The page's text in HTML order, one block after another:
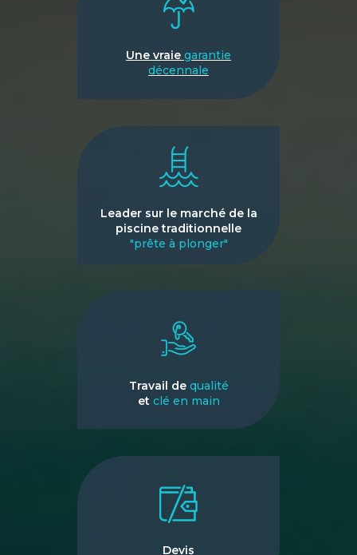
Une vraie garantie
décennale
Leader sur le marché de la
piscine traditionnelle
"prête à plonger"
Travail de qualité
et clé en main
Devis